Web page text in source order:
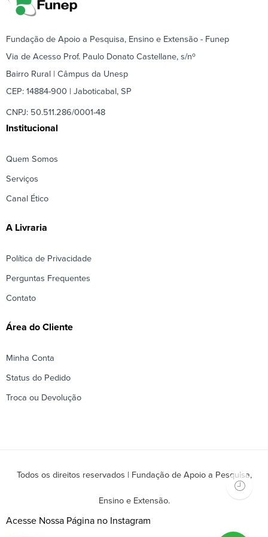
Fundação de Apoio a Pesquisa, Ensino e Extensão - Funep
Via de Acesso Prof. Paulo Donato Castellane, s/nº
Bairro Rural | Câmpus da Unesp
CEP: 14884-900 | Jaboticabal, SP
CNPJ: 50.511.286/0001-48
Institucional
Quem Somos
Serviços
Canal Ético
A Livraria
Política de Privacidade
Perguntas Frequentes
Contato
Área do Cliente
Minha Conta
Status do Pedido
Troca ou Devolução
Todos os direitos reservados | Fundação de Apoio a Pesquisa,
Ensino e Extensão.
Acesse Nossa Página no Instagram